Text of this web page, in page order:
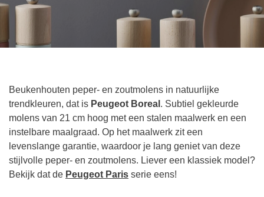
Beukenhouten peper- en zoutmolens in natuurlijke
trendkleuren, dat is Peugeot Boreal . Subtiel gekleurde
molens van 21 cm hoog met een stalen maalwerk en een
instelbare maalgraad. Op het maalwerk zit een
levenslange garantie, waardoor je lang geniet van deze
stijlvolle peper- en zoutmolens. Liever een klassiek model?
Bekijk dat de Peugeot Paris serie eens!